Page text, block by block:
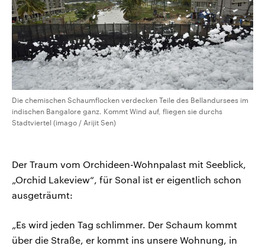
Die chemischen Schaumflocken verdecken Teile des Bellandursees im
indischen Bangalore ganz. Kommt Wind auf, fliegen sie durchs
Stadtviertel (imago / Arijit Sen)
Der Traum vom Orchideen-Wohnpalast mit Seeblick,
„Orchid Lakeview“, für Sonal ist er eigentlich schon
ausgeträumt:
„Es wird jeden Tag schlimmer. Der Schaum kommt
über die Straße, er kommt ins unsere Wohnung, in